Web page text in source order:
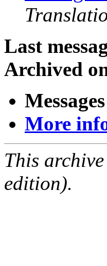
Last
Archived
More
This
edition).